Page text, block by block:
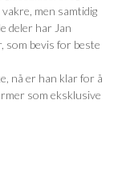
men samtidig
deler har Jan
som bevis for beste
nå er han klar for å
som eksklusive